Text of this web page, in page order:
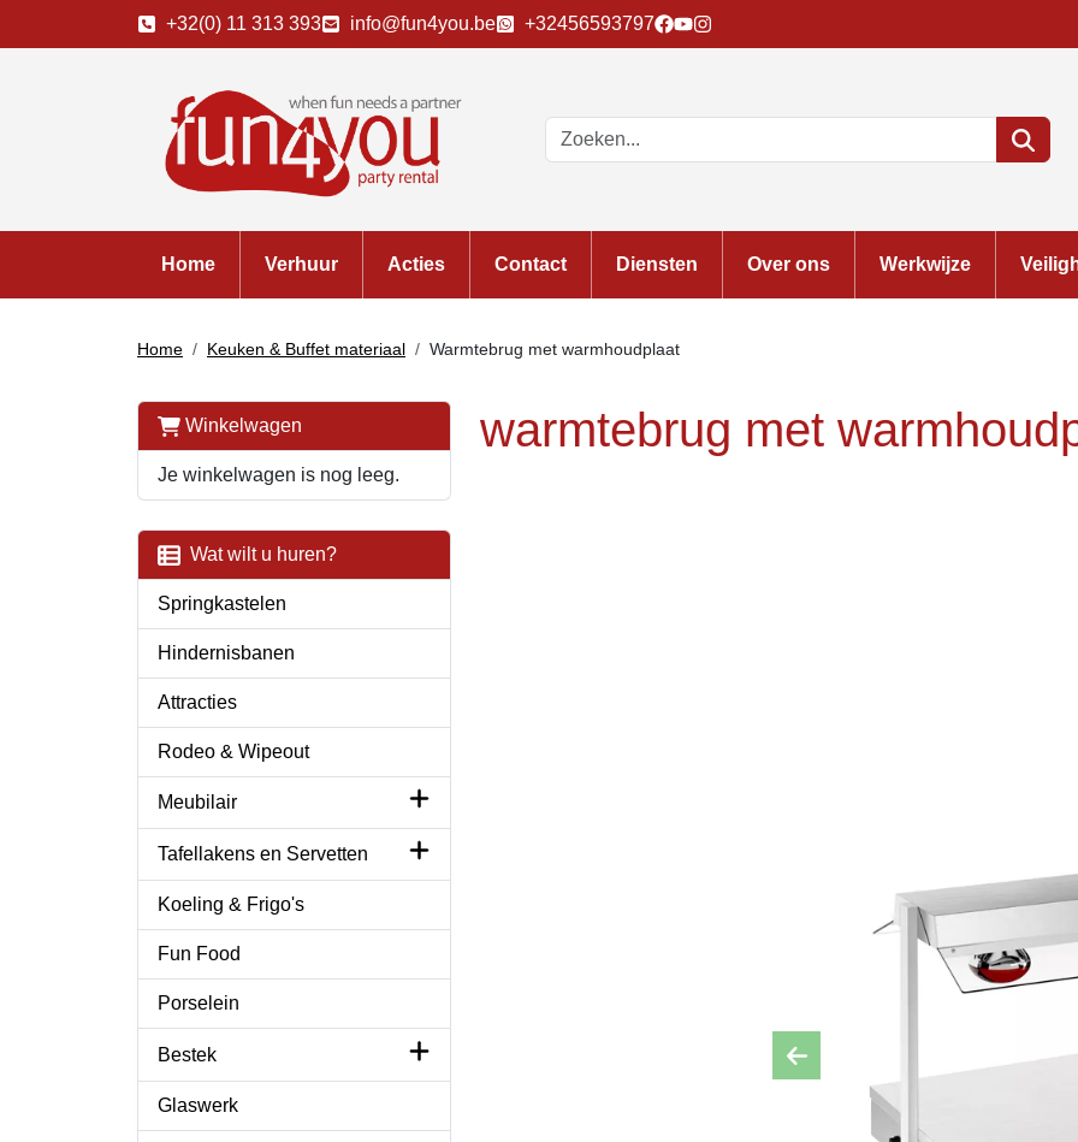
+32(0) 11 313 393 info@fun4you.be +32456593797
Home Verhuur Acties Contact Diensten Over ons Werkwijze
Home Keuken & Buffet materiaal Warmtebrug met warmhoudplaat
Winkelwagen
Je winkelwagen is nog leeg.
Wat wilt u huren?
Springkastelen
Hindernisbanen
Attracties
Rodeo & Wipeout
Meubilair
Tafellakens en Servetten
Koeling & Frigo's
Fun Food
Porselein
Bestek
Glaswerk
warmtebrug met
Previous